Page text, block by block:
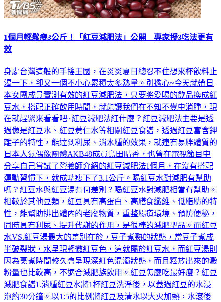
效
渴一下，卻又一個不小心累積太多熱量。別擔心~今天就帶日
本女團成員實測有效的紅豆減肥法，只要將愛喝的飲品換成紅
豆水，搭配正確飲用時間，就能讓我們在不知不覺中消腫，現
在就趕緊來看看吧~紅豆減肥法紅什麼？紅豆減肥法主要是透
過像是紅豆水、紅豆薏仁水等相關紅豆食譜，透過紅豆富含鉀
離子的特性，能達到利尿、消水腫的效果，就連有易胖體質的
日本人氣偶像團體AKB48成員島田晴香，也曾在電視節目中
分享自己嘗試了營養師介紹的紅豆減肥法1個月，在沒有搭配
運動習慣下，就成功瘦下了3.1公斤。喝紅豆水對減肥有幫助
嗎？紅豆水與紅豆湯有何差別？喝紅豆水對減肥相當有幫助。
相較於其他豆類，紅豆具有高蛋白、高膳食纖維、低脂肪的特
性，能幫助排出體內的老廢物質，重整腸道環境、預防便秘，
同時具有利尿、提升代謝的作用，是很棒的減肥聖品。而紅豆
水VS.紅豆湯最大的差別在於，豆子煮熟的狀態，當豆子煮成
半破裂狀，水呈現輕微紅豆色，這就屬於紅豆水，而紅豆湯則
因為烹煮時間較久會呈現深紅色混濁狀態，而且釋放出來的澱
粉量也比較高，不適合減肥族飲用。紅豆怎麼吃最好瘦？紅豆
減肥食譜1.消腫紅豆水將1杯紅豆洗淨後，以蓋過紅豆的水浸
泡約30分鐘。以1:5的比例將紅豆及清水以大火加熱，水滾後
熄火，蓋上鍋蓋燉煮30分鐘。讓豆子成半破裂、水呈輕微紅豆